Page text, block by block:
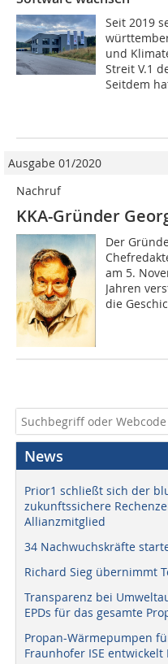
Seit 2019
und
Streit V.1
Seitdem
Ausgabe 01/2020
Nachruf
KKA-Gründer
Der
am 5.
Jahren
die
News
Prior1 schließt sich der
zukunftssichere
Allianzmitglied
34 Nachwuchskräfte
Richard Sieg übernimmt
Transparenz bei
EPDs für das gesamte
Propan-Wärmepumpen
Fraunhofer ISE entwickelt